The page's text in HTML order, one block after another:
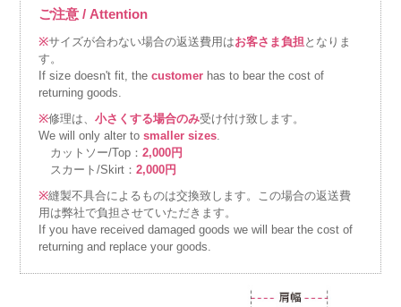
ご注意 / Attention
※サイズが合わない場合の返送費用はお客さま負担 となりま
す。
If size doesn't fit, thecustomer has to bear the cost of
returning goods.
※修理は、小さくする場合のみ受け付け致します。
We will only alter tosmaller sizes
カットソー/Top：2,000円
スカート/Skirt：2,000円
※縫製不具合によるものは交換致します。この場合の返送費
用は弊社で負担させていただきます。
If you have received damaged goods we will bear the cost of
returning and replace your goods.